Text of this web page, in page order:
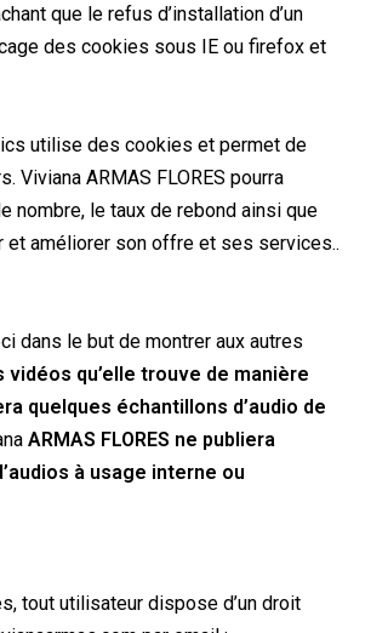
que le refus d’installation d’un
des cookies sous IE ou firefox et
utilise des cookies et permet de
ARMAS FLORES pourra
nombre, le taux de rebond ainsi que
et améliorer son offre et ses services..
dans le but de montrer aux autres
qu’elle trouve de manière
quelques échantillons d’audio de
ARMAS FLORES ne publiera
à usage interne ou
tout utilisateur dispose d’un droit